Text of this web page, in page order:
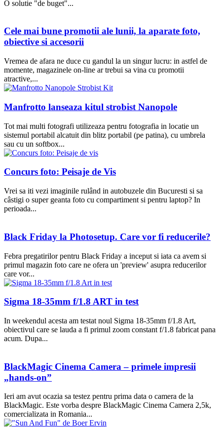
O solutie "de buget"...
Cele mai bune promotii ale lunii, la aparate foto,
obiective si accesorii
Vremea de afara ne duce cu gandul la un singur lucru: in astfel de
momente, magazinele on-line ar trebui sa vina cu promotii
atractive,...
Manfrotto lanseaza kitul strobist Nanopole
Tot mai multi fotografi utilizeaza pentru fotografia in locatie un
sistemul portabil alcatuit din blitz portabil (pe patina), cu umbrela
sau cu un softbox...
Concurs foto: Peisaje de Vis
Vrei sa iti vezi imaginile rulând in autobuzele din Bucuresti si sa
câstigi o super geanta foto cu compartiment si pentru laptop? In
perioada...
Black Friday la Photosetup. Care vor fi reducerile?
Febra pregatirilor pentru Black Friday a inceput si iata ca avem si
primul magazin foto care ne ofera un 'preview' asupra reducerilor
care vor...
Sigma 18-35mm f/1.8 ART in test
In weekendul acesta am testat noul Sigma 18-35mm f/1.8 Art,
obiectivul care se lauda a fi primul zoom constant f/1.8 fabricat pana
acum. Dupa...
BlackMagic Cinema Camera – primele impresii
„hands-on”
Ieri am avut ocazia sa testez pentru prima data o camera de la
BlackMagic. Este vorba despre BlackMagic Cinema Camera 2,5k,
comercializata in Romania...